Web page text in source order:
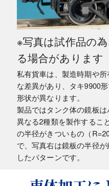
※写真は試作品の
る場合があります
私有貨車は、製造時期や
な差異があり、タキ9900
形状が異なります。
製品ではタンク体の鏡板
異なる2種類を製作するこ
の半径がきついもの（
で、写真右は鏡板の半径
したパターンです。